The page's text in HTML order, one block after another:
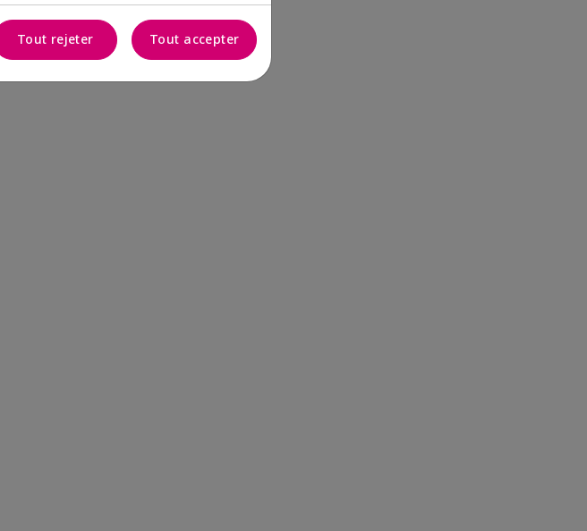
Tout rejeter Tout accepter